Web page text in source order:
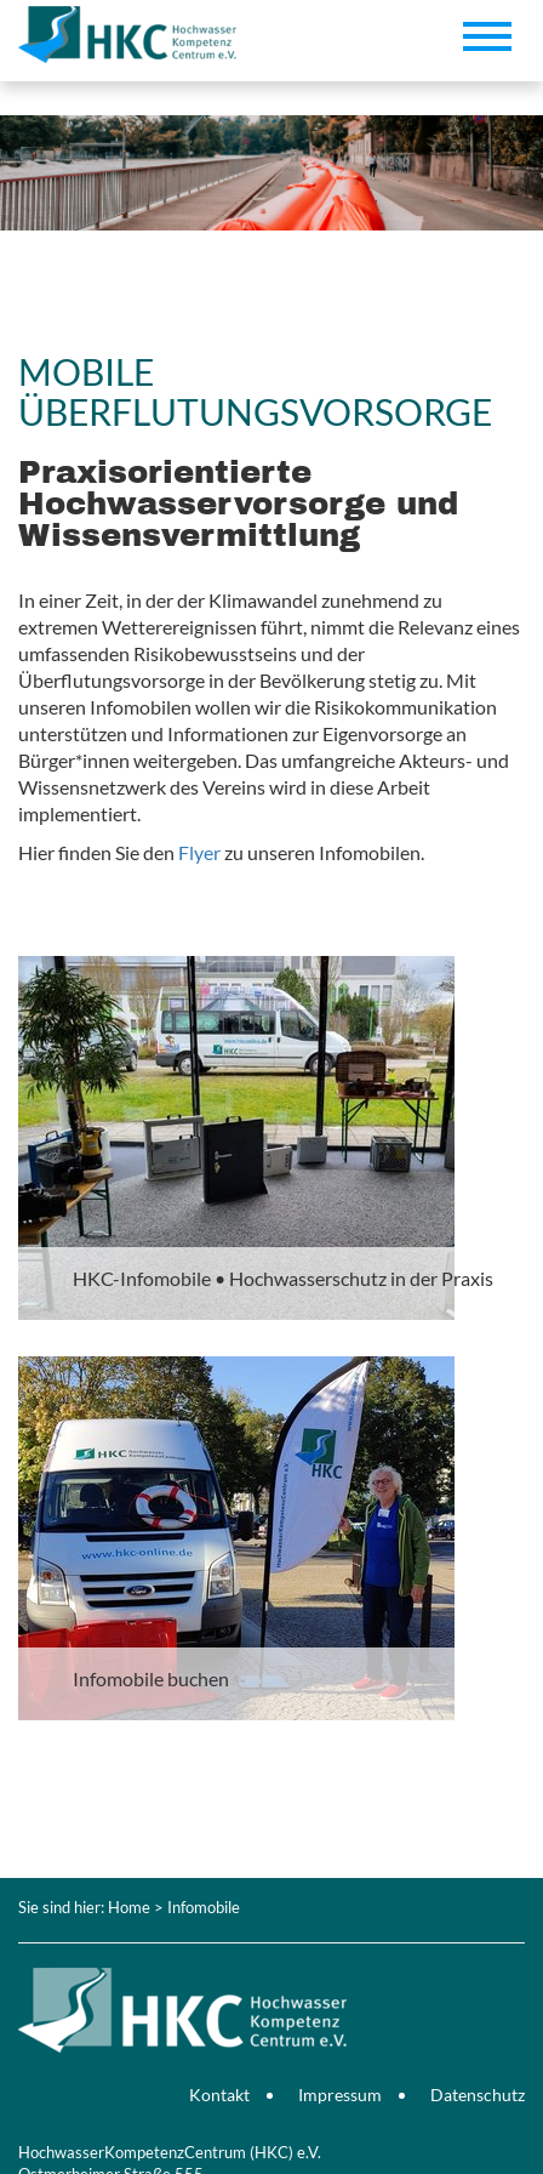
Toggle
MOBILE
ÜBERFLUTUNGSVORSORGE
Praxisorientierte
Hochwasservorsorge und
Wissensvermittlung
In einer Zeit, in der der Klimawandel zunehmend zu
extremen Wetterereignissen führt, nimmt die Relevanz eines
umfassenden Risikobewusstseins und der
Überflutungsvorsorge in der Bevölkerung stetig zu. Mit
unseren Infomobilen wollen wir die Risikokommunikation
unterstützen und Informationen zur Eigenvorsorge an
Bürger*innen weitergeben. Das umfangreiche Akteurs- und
Wissensnetzwerk des Vereins wird in diese Arbeit
implementiert.
Hier finden Sie den Flyerzu unseren Infomobilen.
HKC-Infomobile • Hochwasserschutz in der Praxis
Infomobile buchen
Sie sind hier: Home > Infomobile
Kontakt Impressum Datenschutz
HochwasserKompetenzCentrum (HKC) e.V.